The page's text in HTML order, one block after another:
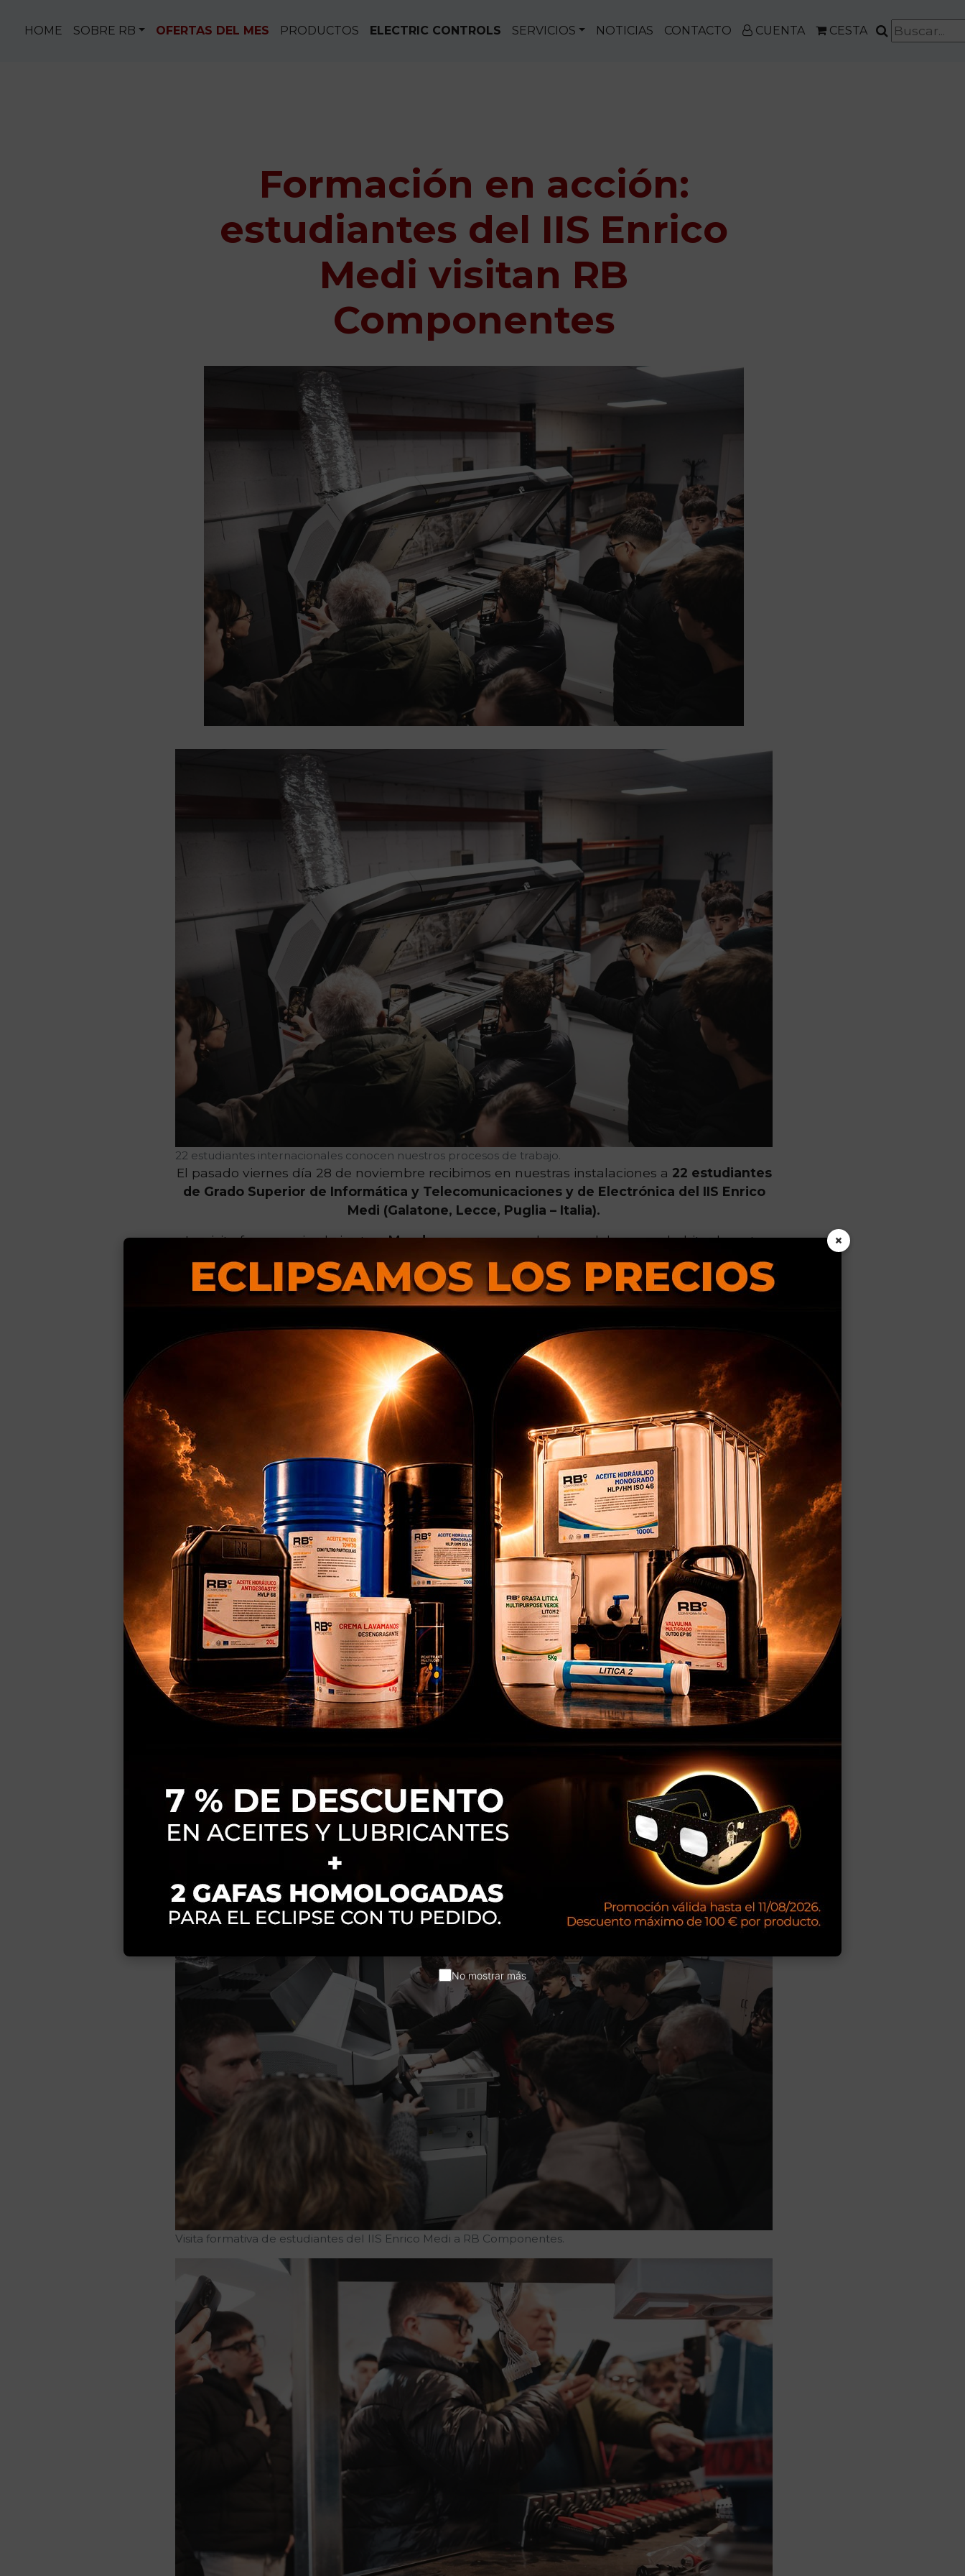
HOME SOBRE RB OFERTAS DEL MES PRODUCTOS ELECTRIC CONTROLS SERVICIOS NOTICIAS CONTACTO CUENTA CESTA
Formación en acción:
estudiantes del IIS Enrico
Medi visitan RB
Componentes
22 estudiantes internacionales conocen nuestros procesos de trabajo.
El pasado viernes día 28 de noviembre recibimos en nuestras instalaciones a 22 estudiantes
de Grado Superior de Informática y Telecomunicaciones y de Electrónica del IIS Enrico
Medi (Galatone, Lecce, Puglia – Italia).
La visita fue organizada junto aMundus, empresa con la que colaboramos habitualmente
para la realización de prácticas internacionales.
Durante la jornada, los estudiantes pudieron conocer de primera mano:
Nuestrasáreas de reparación, diagnosis y recambios
entorno real dentro del sector de las plataformas elevadoras
Los alumnos italianos descubrieron nuestro trabajo desde dentro.
Visita formativa de estudiantes del IIS Enrico Medi a RB Componentes.
×
No mostrar más